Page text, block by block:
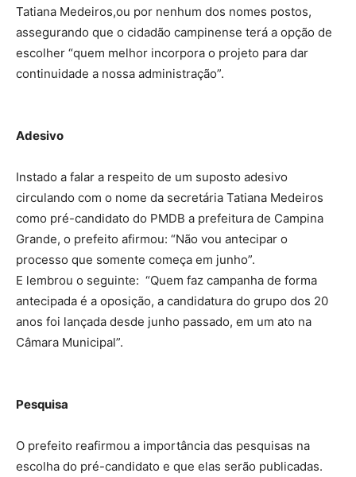
Tatiana Medeiros,ou por nenhum dos nomes postos,
assegurando que o cidadão campinense terá a opção de
escolher “quem melhor incorpora o projeto para dar
continuidade a nossa administração”.
Adesivo
Instado a falar a respeito de um suposto adesivo
circulando com o nome da secretária Tatiana Medeiros
como pré-candidato do PMDB a prefeitura de Campina
Grande, o prefeito afirmou: “Não vou antecipar o
processo que somente começa em junho”.
E lembrou o seguinte: “Quem faz campanha de forma
antecipada é a oposição, a candidatura do grupo dos 20
anos foi lançada desde junho passado, em um ato na
Câmara Municipal”.
Pesquisa
O prefeito reafirmou a importância das pesquisas na
escolha do pré-candidato e que elas serão publicadas.